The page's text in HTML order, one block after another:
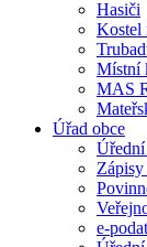
Hasiči
Kostel
Místní
MAS
Úřad obce
Úřední
Zápisy
e-